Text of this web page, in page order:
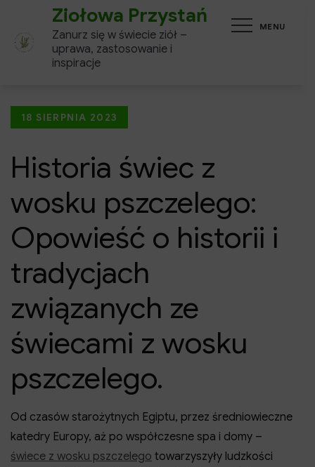
content
MENU
Ziołowa Przystań
Zanurz się w świecie ziół –
uprawa, zastosowanie i
inspiracje
Posted
18 SIERPNIA 2023
Historia świec z
wosku pszczelego:
Opowieść o historii i
tradycjach
związanych ze
świecami z wosku
pszczelego.
Od czasów starożytnych Egiptu, przez średniowieczne
katedry Europy, aż po współczesne spa i domy –
świece z wosku pszczelego towarzyszyły ludzkości